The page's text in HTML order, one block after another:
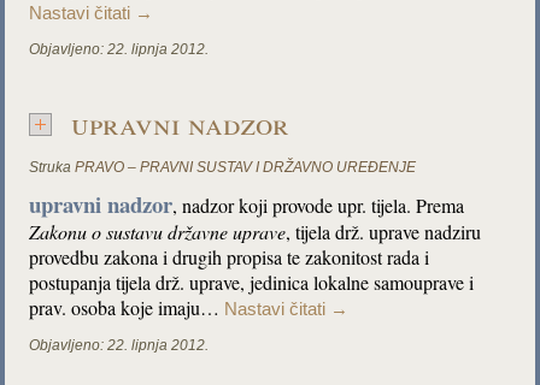
Nastavi čitati →
Objavljeno: 22. lipnja 2012.
upravni nadzor
Struka PRAVO – PRAVNI SUSTAV I DRŽAVNO UREĐENJE
upravni nadzor, nadzor koji provode upr. tijela. Prema
Zakonu o sustavu državne uprave, tijela drž. uprave nadziru
provedbu zakona i drugih propisa te zakonitost rada i
postupanja tijela drž. uprave, jedinica lokalne samouprave i
prav. osoba koje imaju… Nastavi čitati →
Objavljeno: 22. lipnja 2012.